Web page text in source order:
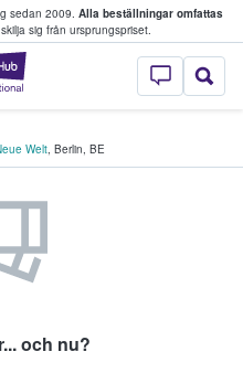
sedan 2009. Alla beställningar omfattas
sig från ursprungspriset.
StubHub – där
Welt, Berlin, BE
och nu?